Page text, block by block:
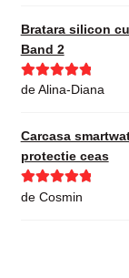
Bratara silicon
Band 2
Evaluat la5
de Alina-Diana
Carcasa
protectie ceas
Evaluat la5
de Cosmin